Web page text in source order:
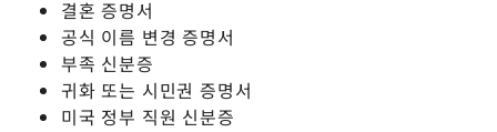
결혼 증명서
공식 이름 변경 증명서
부족 신분증
귀화 또는 시민권 증명서
미국 정부 직원 신분증